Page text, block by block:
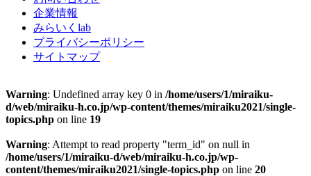
企業情報
みらいくlab
プライバシーポリシー
サイトマップ
Warning: Undefined array key 0 in /home/users/1/miraiku-
d/web/miraiku-h.co.jp/wp-content/themes/miraiku2021/single-
topics.php on line 19
Warning: Attempt to read property "term_id" on null in
/home/users/1/miraiku-d/web/miraiku-h.co.jp/wp-
content/themes/miraiku2021/single-topics.php on line 20